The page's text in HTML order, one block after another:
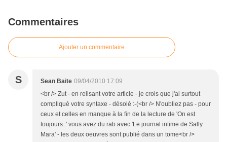
Commentaires
Ajouter un commentaire
S Sean Baite 09/04/2010 17:09
<br /> Zut - en relisant votre article - je crois que j'ai surtout
compliqué votre syntaxe - désolé :-(<br /> N'oubliez pas - pour
ceux et celles en manque à la fin de la lecture de 'On est
toujours..' vous avez du rab avec 'Le journal intime de Sally
Mara' - les deux oeuvres sont publié dans un tome<br />